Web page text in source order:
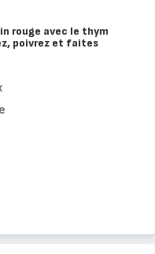
rouge avec le thym
poivrez et faites